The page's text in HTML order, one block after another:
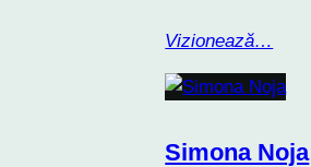
Vizionează…
Simona Noja